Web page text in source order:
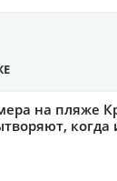
на пляже
когда